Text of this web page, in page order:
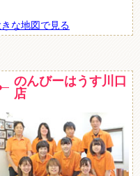
きな地図で見る
のんびーはうす川口
店